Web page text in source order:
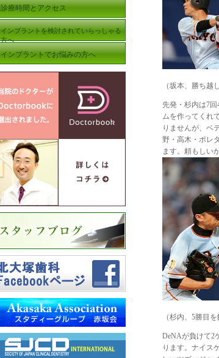
（坂本、勝ち越
先発・杉内は7
ムを作ってくれ
りませんが、ベ
野・高木・ポレ
ます。頼もしい
（杉内、5勝目
DeNAが負けて2
ります。ナイス
診療時間とアクセス
インプラントを検討されていらっしゃる
方へ
インプラントでお悩みの方へ